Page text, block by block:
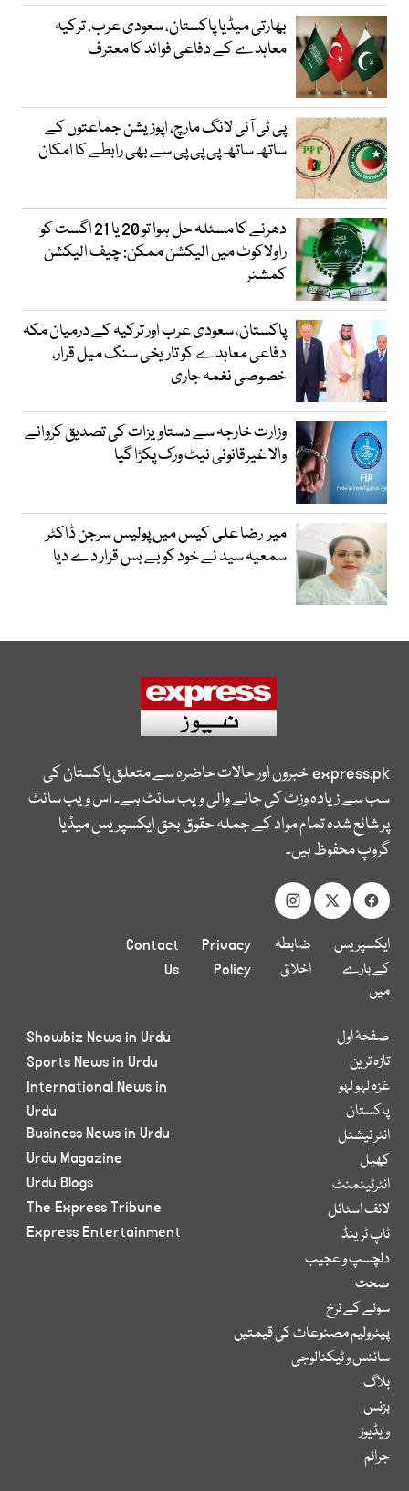
بھارتی میڈیا پاکستان، سعودی عرب، ترکیہ
معاہدے کے دفاعی فوائد کا معترف
پی ٹی آئی لانگ مارچ، اپوزیشن جماعتوں کے
ساتھ ساتھ پی پی پی سے بھی رابطے کا امکان
دھرنے کا مسئلہ حل ہوا تو 20 یا 21 اگست کو
راولاکوٹ میں الیکشن ممکن: چیف الیکشن
کمشنر
پاکستان، سعودی عرب اور ترکیہ کے درمیان مکہ
دفاعی معاہدے کو تاریخی سنگ میل قرار،
خصوصی نغمہ جاری
وزارت خارجہ سے دستاویزات کی تصدیق کروانے
والا غیرقانونی نیٹ ورک پکڑا گیا
میر رضا علی کیس میں پولیس سرجن ڈاکٹر
سمعیہ سید نے خود کو بے بس قرار دے دیا
express.pkخبروں اور حالات حاضرہ سے متعلق پاکستان کی
سب سے زیادہ وزٹ کی جانے والی ویب سائٹ ہے۔ اس ویب سائٹ
پر شائع شدہ تمام مواد کے جملہ حقوق بحق ایکسپریس میڈیا
گروپ محفوظ ہیں۔
ایکسپریس
کے بارے
میں
ضابطہ
اخلاق
Privacy
Policy
Contact
Us
صفحۂ اول
تازہ ترین
غزہ لہو لہو
پاکستان
انٹر نیشنل
کھیل
انٹرٹینمنٹ
لائف اسٹائل
ٹاپ ٹرینڈ
دلچسپ و عجیب
صحت
سونے کے نرخ
پیٹرولیم مصنوعات کی قیمتیں
سائنس و ٹیکنالوجی
بلاگ
بزنس
ویڈیوز
جرائم
Showbiz News in Urdu
Sports News in Urdu
International News in
Urdu
Business News in Urdu
Urdu Magazine
Urdu Blogs
The Express Tribune
Express Entertainment